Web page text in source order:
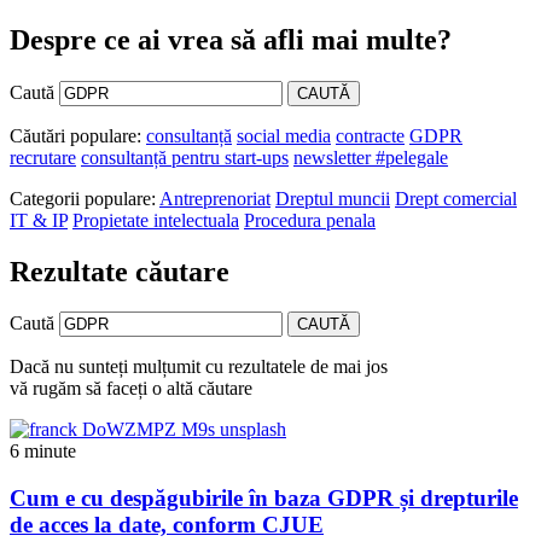
Despre ce ai vrea să afli mai multe?
Caută CAUTĂ
Căutări populare: consultanță social media contracte GDPR
recrutare consultanță pentru start-ups newsletter #pelegale
Categorii populare: Antreprenoriat Dreptul muncii Drept comercial
IT & IP Propietate intelectuala Procedura penala
Rezultate căutare
Caută CAUTĂ
Dacă nu sunteți mulțumit cu rezultatele de mai jos
vă rugăm să faceți o altă căutare
6 minute
Cum e cu despăgubirile în baza GDPR și drepturile
de acces la date, conform CJUE